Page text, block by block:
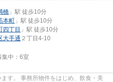
橋 」駅 徒歩10分
本町 」駅 徒歩10分
四丁目 」駅 徒歩10分
大手通 ２丁目4-10
中： 6室
す。 事務所物件をはじめ、飲食・美